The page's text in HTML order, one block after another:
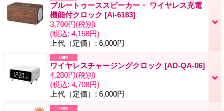
ブルートゥーススピーカー・ ワイヤレス充電
機能付クロック [Ai-6183]
3,780円(税別)
(税込: 4,158円)
上代（定価） : 6,000円
ワイヤレスチャージングクロック [AD-QA-06]
4,280円(税別)
(税込: 4,708円)
上代（定価） : 6,000円